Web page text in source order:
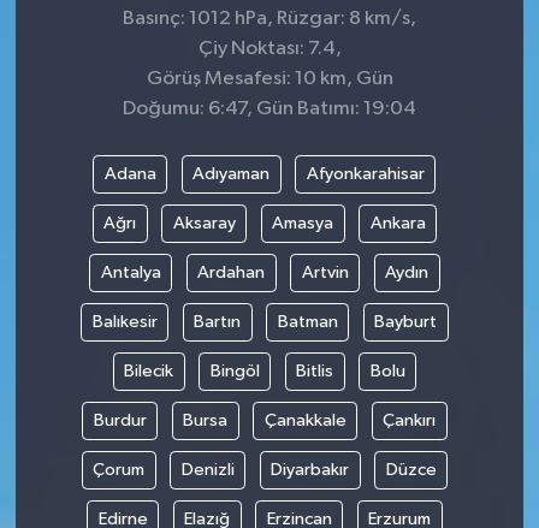
Basınç: 1012 hPa, Rüzgar: 8 km/s,
Çiy Noktası: 7.4,
Görüş Mesafesi: 10 km, Gün
Doğumu: 6:47, Gün Batımı: 19:04
Adana Adıyaman Afyonkarahisar
Ağrı Aksaray Amasya Ankara
Antalya Ardahan Artvin Aydın
Balıkesir Bartın Batman Bayburt
Bilecik Bingöl Bitlis Bolu
Burdur Bursa Çanakkale Çankırı
Çorum Denizli Diyarbakır Düzce
Edirne Elazığ Erzincan Erzurum